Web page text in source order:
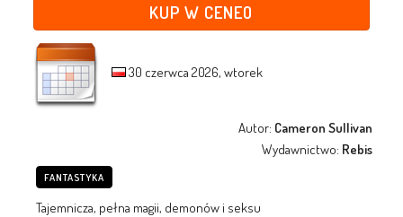
KUP W CENEO
30 czerwca 2026, wtorek
Autor: Cameron Sullivan
Wydawnictwo: Rebis
FANTASTYKA
Tajemnicza, pełna magii, demonów i seksu